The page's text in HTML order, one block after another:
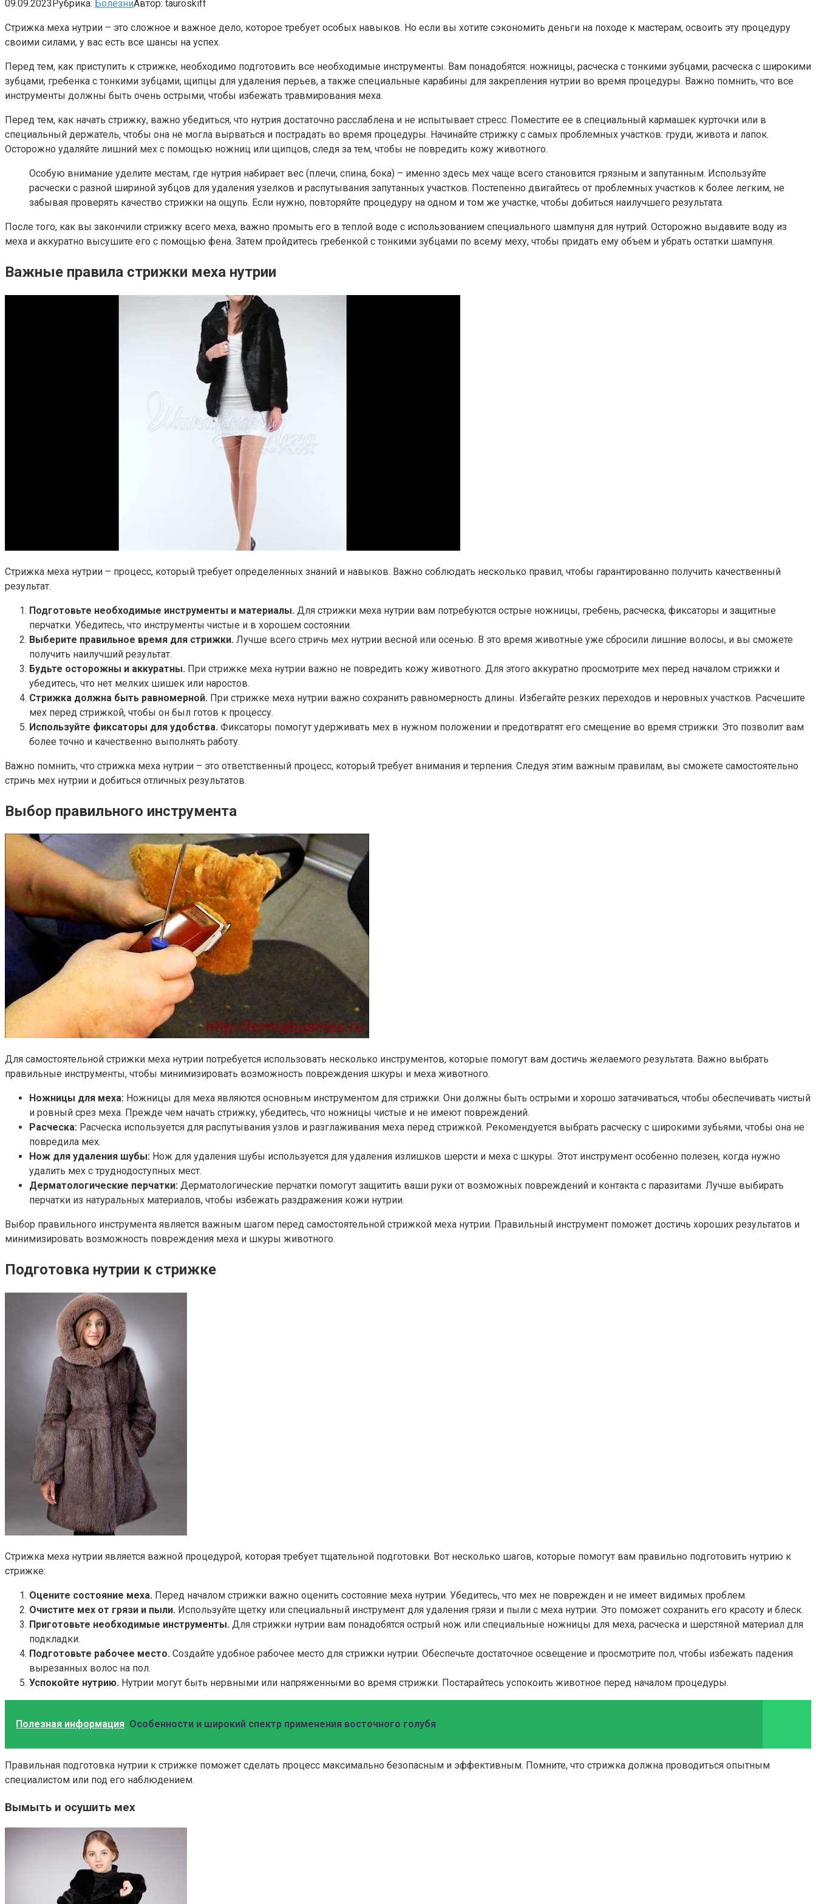
09.09.2023 Рубрика: БолезниАвтор: tauroskiff
Стрижка меха нутрии – это сложное и важное дело, которое требует особых навыков. Но если вы хотите сэкономить деньги на походе к мастерам, освоить эту процедуру
своими силами, у вас есть все шансы на успех.
Перед тем, как приступить к стрижке, необходимо подготовить все необходимые инструменты. Вам понадобятся: ножницы, расческа с тонкими зубцами, расческа с широкими
зубцами, гребенка с тонкими зубцами, щипцы для удаления перьев, а также специальные карабины для закрепления нутрии во время процедуры. Важно помнить, что все
инструменты должны быть очень острыми, чтобы избежать травмирования меха.
Перед тем, как начать стрижку, важно убедиться, что нутрия достаточно расслаблена и не испытывает стресс. Поместите ее в специальный кармашек курточки или в
специальный держатель, чтобы она не могла вырваться и пострадать во время процедуры. Начинайте стрижку с самых проблемных участков: груди, живота и лапок.
Осторожно удаляйте лишний мех с помощью ножниц или щипцов, следя за тем, чтобы не повредить кожу животного.
Особую внимание уделите местам, где нутрия набирает вес (плечи, спина, бока) – именно здесь мех чаще всего становится грязным и запутанным. Используйте
расчески с разной шириной зубцов для удаления узелков и распутывания запутанных участков. Постепенно двигайтесь от проблемных участков к более легким, не
забывая проверять качество стрижки на ощупь. Если нужно, повторяйте процедуру на одном и том же участке, чтобы добиться наилучшего результата.
После того, как вы закончили стрижку всего меха, важно промыть его в теплой воде с использованием специального шампуня для нутрий. Осторожно выдавите воду из
меха и аккуратно высушите его с помощью фена. Затем пройдитесь гребенкой с тонкими зубцами по всему меху, чтобы придать ему объем и убрать остатки шампуня.
Важные правила стрижки меха нутрии
Стрижка меха нутрии – процесс, который требует определенных знаний и навыков. Важно соблюдать несколько правил, чтобы гарантированно получить качественный
результат.
Подготовьте необходимые инструменты и материалы. Для стрижки меха нутрии вам потребуются острые ножницы, гребень, расческа, фиксаторы и защитные
перчатки. Убедитесь, что инструменты чистые и в хорошем состоянии.
Выберите правильное время для стрижки. Лучше всего стричь мех нутрии весной или осенью. В это время животные уже сбросили лишние волосы, и вы сможете
получить наилучший результат.
Будьте осторожны и аккуратны. При стрижке меха нутрии важно не повредить кожу животного. Для этого аккуратно просмотрите мех перед началом стрижки и
убедитесь, что нет мелких шишек или наростов.
Стрижка должна быть равномерной. При стрижке меха нутрии важно сохранить равномерность длины. Избегайте резких переходов и неровных участков. Расчешите
мех перед стрижкой, чтобы он был готов к процессу.
Используйте фиксаторы для удобства. Фиксаторы помогут удерживать мех в нужном положении и предотвратят его смещение во время стрижки. Это позволит вам
более точно и качественно выполнять работу.
Важно помнить, что стрижка меха нутрии – это ответственный процесс, который требует внимания и терпения. Следуя этим важным правилам, вы сможете самостоятельно
стричь мех нутрии и добиться отличных результатов.
Выбор правильного инструмента
Для самостоятельной стрижки меха нутрии потребуется использовать несколько инструментов, которые помогут вам достичь желаемого результата. Важно выбрать
правильные инструменты, чтобы минимизировать возможность повреждения шкуры и меха животного.
Ножницы для меха: Ножницы для меха являются основным инструментом для стрижки. Они должны быть острыми и хорошо затачиваться, чтобы обеспечивать чистый
и ровный срез меха. Прежде чем начать стрижку, убедитесь, что ножницы чистые и не имеют повреждений.
Расческа: Расческа используется для распутывания узлов и разглаживания меха перед стрижкой. Рекомендуется выбрать расческу с широкими зубьями, чтобы она не
повредила мех.
Нож для удаления шубы: Нож для удаления шубы используется для удаления излишков шерсти и меха с шкуры. Этот инструмент особенно полезен, когда нужно
удалить мех с труднодоступных мест.
Дерматологические перчатки: Дерматологические перчатки помогут защитить ваши руки от возможных повреждений и контакта с паразитами. Лучше выбирать
перчатки из натуральных материалов, чтобы избежать раздражения кожи нутрии.
Выбор правильного инструмента является важным шагом перед самостоятельной стрижкой меха нутрии. Правильный инструмент поможет достичь хороших результатов и
минимизировать возможность повреждения меха и шкуры животного.
Подготовка нутрии к стрижке
Стрижка меха нутрии является важной процедурой, которая требует тщательной подготовки. Вот несколько шагов, которые помогут вам правильно подготовить нутрию к
стрижке:
Оцените состояние меха. Перед началом стрижки важно оценить состояние меха нутрии. Убедитесь, что мех не поврежден и не имеет видимых проблем.
Очистите мех от грязи и пыли. Используйте щетку или специальный инструмент для удаления грязи и пыли с меха нутрии. Это поможет сохранить его красоту и блеск.
Приготовьте необходимые инструменты. Для стрижки нутрии вам понадобятся острый нож или специальные ножницы для меха, расческа и шерстяной материал для
подкладки.
Подготовьте рабочее место. Создайте удобное рабочее место для стрижки нутрии. Обеспечьте достаточное освещение и просмотрите пол, чтобы избежать падения
вырезанных волос на пол.
Успокойте нутрию. Нутрии могут быть нервными или напряженными во время стрижки. Постарайтесь успокоить животное перед началом процедуры.
Полезная информация Особенности и широкий спектр применения восточного голубя
Правильная подготовка нутрии к стрижке поможет сделать процесс максимально безопасным и эффективным. Помните, что стрижка должна проводиться опытным
специалистом или под его наблюдением.
Вымыть и осушить мех